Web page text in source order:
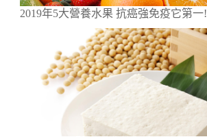
2019年5大營養水果 抗癌強免疫它第一!